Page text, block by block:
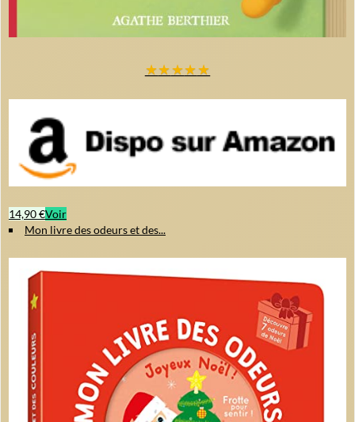
★★★★★
14,90 €Voir
Mon livre des odeurs et des...